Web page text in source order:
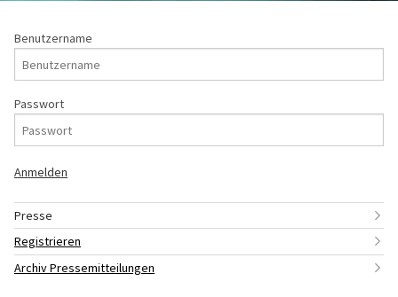
Benutzername
Passwort
Presse
Registrieren
Archiv Pressemitteilungen